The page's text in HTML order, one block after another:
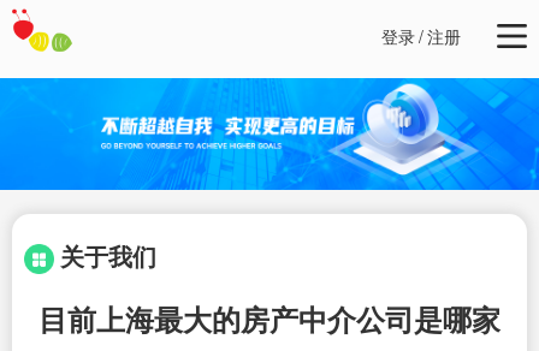
登录/注册
关于我们
目前上海最大的房产中介公司是哪家